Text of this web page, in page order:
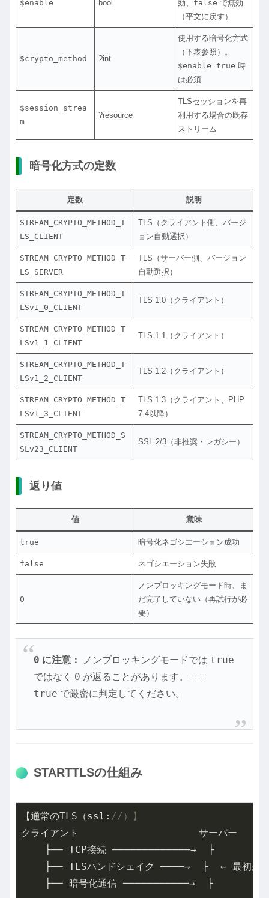
$enable bool 効、 false で無効
（平文に戻す）
$crypto_method ?int
使用する暗号化方式
（下表参照）。
$enable=true 時
は必須
$session_strea
m
?resource
TLSセッションを再
利用する場合の既存
ストリーム
暗号化方式の定数
定数 説明
STREAM_CRYPTO_METHOD_T
LS_CLIENT
TLS（クライアント側、バージ
ョン自動選択）
STREAM_CRYPTO_METHOD_T
LS_SERVER
TLS（サーバー側、バージョン
自動選択）
STREAM_CRYPTO_METHOD_T
LSv1_0_CLIENT
TLS 1.0（クライアント）
STREAM_CRYPTO_METHOD_T
LSv1_1_CLIENT
TLS 1.1（クライアント）
STREAM_CRYPTO_METHOD_T
LSv1_2_CLIENT
TLS 1.2（クライアント）
STREAM_CRYPTO_METHOD_T
LSv1_3_CLIENT
TLS 1.3（クライアント、PHP
7.4以降）
STREAM_CRYPTO_METHOD_S
SLv23_CLIENT
SSL 2/3（非推奨・レガシー）
返り値
値 意味
true 暗号化ネゴシエーション成功
false ネゴシエーション失敗
0
ノンブロッキングモード時、ま
だ完了していない（再試行が必
要）
0 に注意： ノンブロッキングモードでは true
ではなく 0 が返ることがあります。 ===
true で厳密に判定してください。
STARTTLSの仕組み
【通常のTLS（ssl: //）】
クライアント                    サーバー
    ├── TCP接続 ─────────────→  ├
├── TLSハンドシェイク ────→  ├  ← 最初か
    ├── 暗号化通信 ───────────→  ├